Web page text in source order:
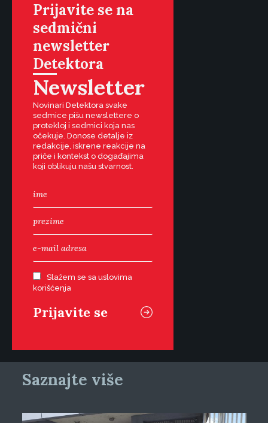
Prijavite se na
sedmični
newsletter
Detektora
Newsletter
Novinari Detektora svake
sedmice pišu newslettere o
protekloj i sedmici koja nas
očekuje. Donose detalje iz
redakcije, iskrene reakcije na
priče i kontekst o događajima
koji oblikuju našu stvarnost.
Slažem se sa uslovima
korišćenja
Saznajte više